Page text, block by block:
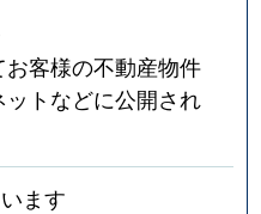
客様の不動産物件
トなどに公開され
ます